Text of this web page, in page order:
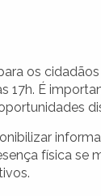
os
17h. É
física se